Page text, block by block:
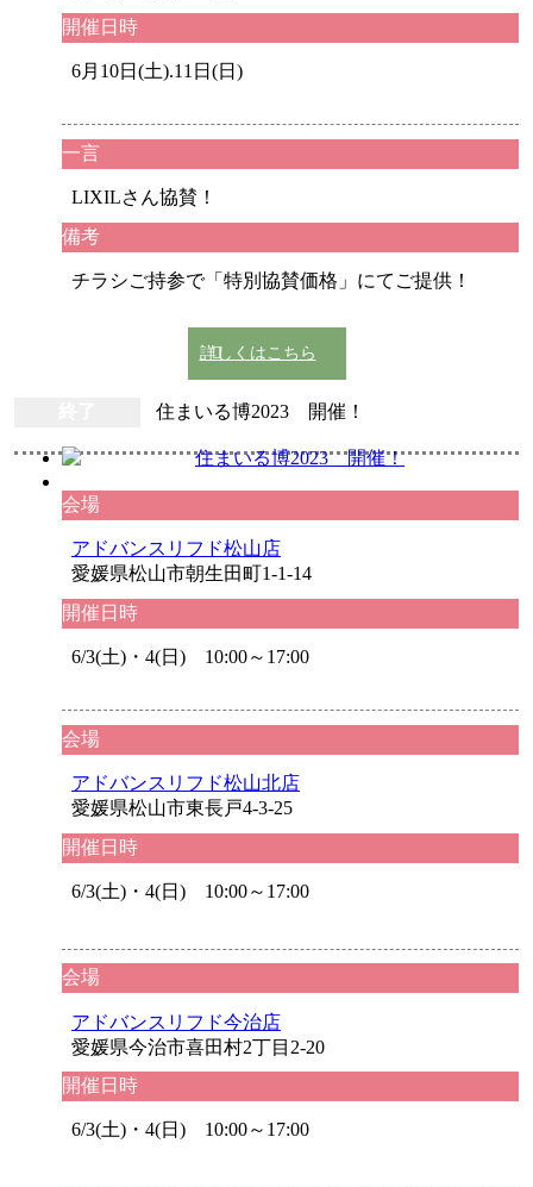
開催日時
6月10日(土).11日(日)
一言
LIXILさん協賛！
備考
チラシご持参で「特別協賛価格」にてご提供！
詳しくはこちら
住まいる博2023 開催！
会場
アドバンスリフド松山店
愛媛県松山市朝生田町1-1-14
開催日時
6/3(土)・4(日) 10:00～17:00
会場
アドバンスリフド松山北店
愛媛県松山市東長戸4-3-25
開催日時
6/3(土)・4(日) 10:00～17:00
会場
アドバンスリフド今治店
愛媛県今治市喜田村2丁目2-20
開催日時
6/3(土)・4(日) 10:00～17:00